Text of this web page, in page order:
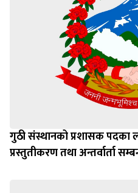
गुठी संस्थानको प्रशासक पदका
प्रस्तुतीकरण तथा अन्तर्वार्ता